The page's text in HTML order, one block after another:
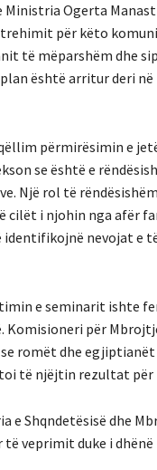
Ministria Ogerta
për këto
të mëparshëm dhe
është arritur deri
përmirësimin e
se është e
Një rol të
i njohin nga afër
nevojat e
e seminarit ishte
Komisioneri për
romët dhe
të njëjtin rezultat
e Shqndetësisë dhe
veprimit duke i dhënë